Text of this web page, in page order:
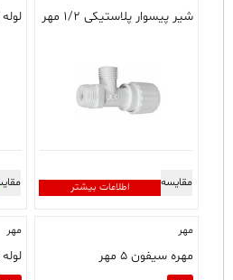
شیر پیسوار پلاستیکی ۱/۲ مهر
اطلاعات بیشتر مقایسه
مهر
مهره سیفون ۵ مهر
مهر